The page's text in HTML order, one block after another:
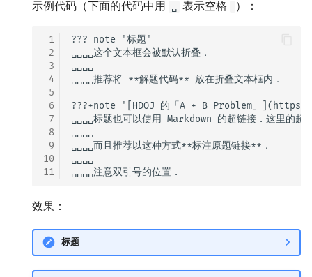
示例代码（下面的代码中用 ␣ 表示空格 ）：
1
2
3
4
5
6
7
8
9
10
11
??? note "标题"
␣␣␣␣这个文本框会被默认折叠．
␣␣␣␣
␣␣␣␣推荐将 **解题代码** 放在折叠文本框内．
???+note "[HDOJ 的「A + B Problem」
␣␣␣␣标题也可以使用 Markdown 的超链接．这里的
␣␣␣␣
␣␣␣␣而且推荐以这种方式**标注原题链接**．
␣␣␣␣
效果：
标题